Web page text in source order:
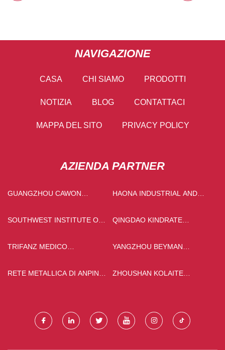
NAVIGAZIONE
CASA CHI SIAMO PRODOTTI
NOTIZIA BLOG CONTATTACI
MAPPA DEL SITO PRIVACY POLICY
AZIENDA PARTNER
GUANGZHOU CAWON
CO., LTD
HAONA INDUSTRIAL AND
SOUTHWEST INSTITUTE OF
QINGDAO KINDRATE
CO., LTD
TRIFANZ MEDICO
YANGZHOU BEYMAN
RETE METALLICA DI ANPING
ZHOUSHAN KOLAITE